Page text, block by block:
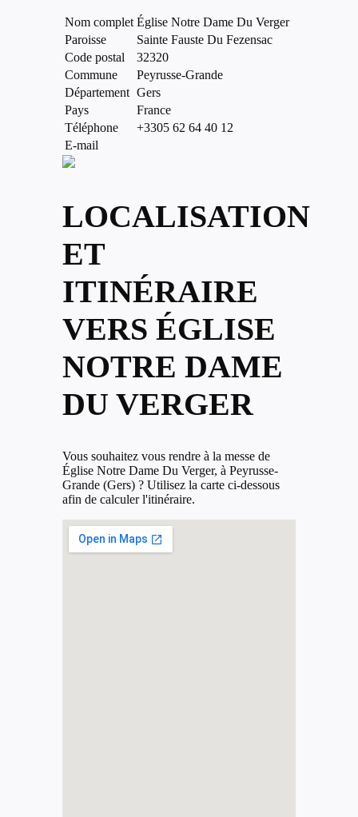
Nom complet Église Notre Dame Du Verger
Paroisse
Sainte Fauste Du Fezensac
Code postal
32320
Commune
Peyrusse-Grande
Département Gers
Pays
France
Téléphone
+3305 62 64 40 12
E-mail
LOCALISATION
ET
ITINÉRAIRE
VERS ÉGLISE
NOTRE DAME
DU VERGER
Vous souhaitez vous rendre à la messe de
Église Notre Dame Du Verger, à Peyrusse-
Grande (Gers) ? Utilisez la carte ci-dessous
afin de calculer l'itinéraire.